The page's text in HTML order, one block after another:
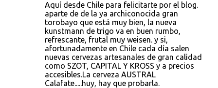
Aquí desde Chile para felicitarte por el blog.
aparte de de la ya archiconocida gran
torobayo que está muy bien, la nueva
kunstmann de trigo va en buen rumbo,
refrescante, frutal muy weisen. y si,
afortunadamente en Chile cada día salen
nuevas cervezas artesanales de gran calidad
como SZOT, CAPITAL Y KROSS y a precios
accesibles.La cerveza AUSTRAL
Calafate.....huy, hay que probarla.